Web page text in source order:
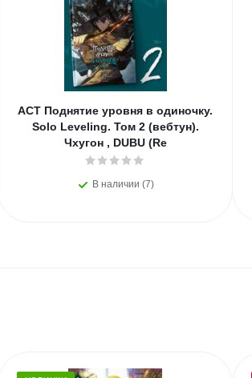
АСТ Поднятие уровня в одиночку.
Solo Leveling. Том 2 (вебтун).
Чхугон , DUBU (Re
В наличии (7)